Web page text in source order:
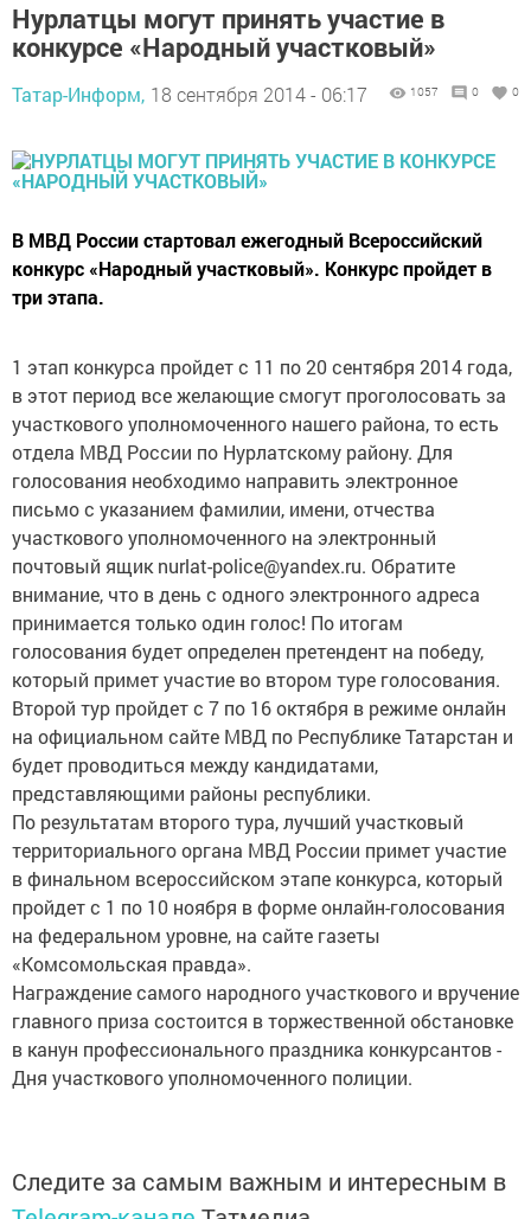
Нурлатцы могут принять участие в
конкурсе «Народный участковый»
Татар-Информ, 18 сентября 2014 - 06:17 1057 0 0
В МВД России стартовал ежегодный Всероссийский
конкурс «Народный участковый». Конкурс пройдет в
три этапа.
1 этап конкурса пройдет с 11 по 20 сентября 2014 года,
в этот период все желающие смогут проголосовать за
участкового уполномоченного нашего района, то есть
отдела МВД России по Нурлатскому району. Для
голосования необходимо направить электронное
письмо с указанием фамилии, имени, отчества
участкового уполномоченного на электронный
почтовый ящик nurlat-police@yandex.ru. Обратите
внимание, что в день с одного электронного адреса
принимается только один голос! По итогам
голосования будет определен претендент на победу,
который примет участие во втором туре голосования.
Второй тур пройдет с 7 по 16 октября в режиме онлайн
на официальном сайте МВД по Республике Татарстан и
будет проводиться между кандидатами,
представляющими районы республики.
По результатам второго тура, лучший участковый
территориального органа МВД России примет участие
в финальном всероссийском этапе конкурса, который
пройдет с 1 по 10 ноября в форме онлайн-голосования
на федеральном уровне, на сайте газеты
«Комсомольская правда».
Награждение самого народного участкового и вручение
главного приза состоится в торжественной обстановке
в канун профессионального праздника конкурсантов -
Дня участкового уполномоченного полиции.
Следите за самым важным и интересным в